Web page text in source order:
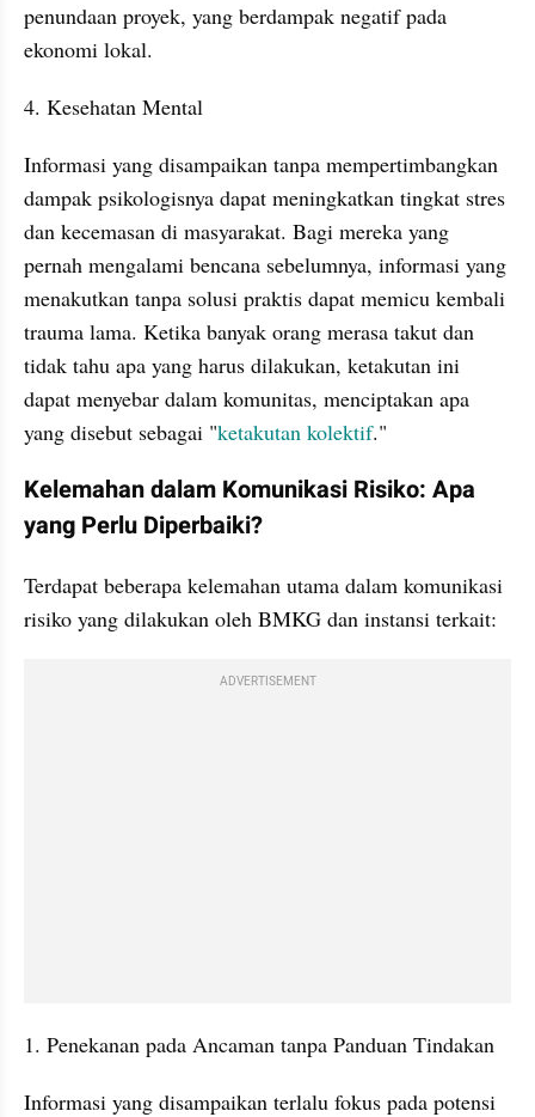
penundaan proyek, yang berdampak negatif pada
ekonomi lokal.
4. Kesehatan Mental
Informasi yang disampaikan tanpa mempertimbangkan
dampak psikologisnya dapat meningkatkan tingkat stres
dan kecemasan di masyarakat. Bagi mereka yang
pernah mengalami bencana sebelumnya, informasi yang
menakutkan tanpa solusi praktis dapat memicu kembali
trauma lama. Ketika banyak orang merasa takut dan
tidak tahu apa yang harus dilakukan, ketakutan ini
dapat menyebar dalam komunitas, menciptakan apa
yang disebut sebagai "ketakutan kolektif."
Kelemahan dalam Komunikasi Risiko: Apa
yang Perlu Diperbaiki?
Terdapat beberapa kelemahan utama dalam komunikasi
risiko yang dilakukan oleh BMKG dan instansi terkait:
ADVERTISEMENT
1. Penekanan pada Ancaman tanpa Panduan Tindakan
Informasi yang disampaikan terlalu fokus pada potensi